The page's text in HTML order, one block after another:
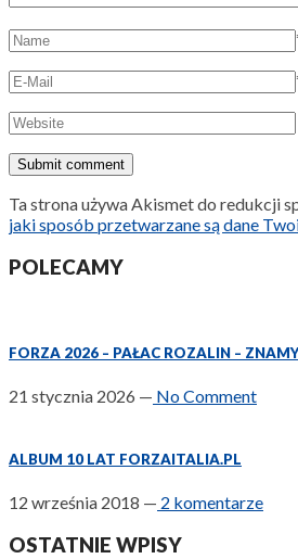
Ta strona używa Akismet do redukcji
jaki sposób przetwarzane są dane
POLECAMY
FORZA 2026 – PAŁAC ROZALIN –
21 stycznia 2026 — No Comment
ALBUM 10 LAT FORZAITALIA.PL
12 września 2018 — 2 komentarze
OSTATNIE WPISY